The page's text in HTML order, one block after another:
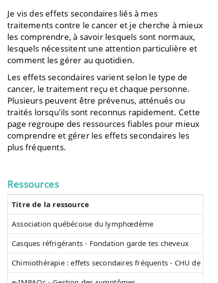
Je vis des effets secondaires liés à mes
traitements contre le cancer et je cherche à mieux
les comprendre, à savoir lesquels sont normaux,
lesquels nécessitent une attention particulière et
comment les gérer au quotidien.
Les effets secondaires varient selon le type de
cancer, le traitement reçu et chaque personne.
Plusieurs peuvent être prévenus, atténués ou
traités lorsqu'ils sont reconnus rapidement. Cette
page regroupe des ressources fiables pour mieux
comprendre et gérer les effets secondaires les
plus fréquents.
Ressources
Titre de la ressource
Association québécoise du lymphœdème
Casques réfrigérants - Fondation garde tes cheveux
Chimiothérapie : effets secondaires fréquents - CHU de